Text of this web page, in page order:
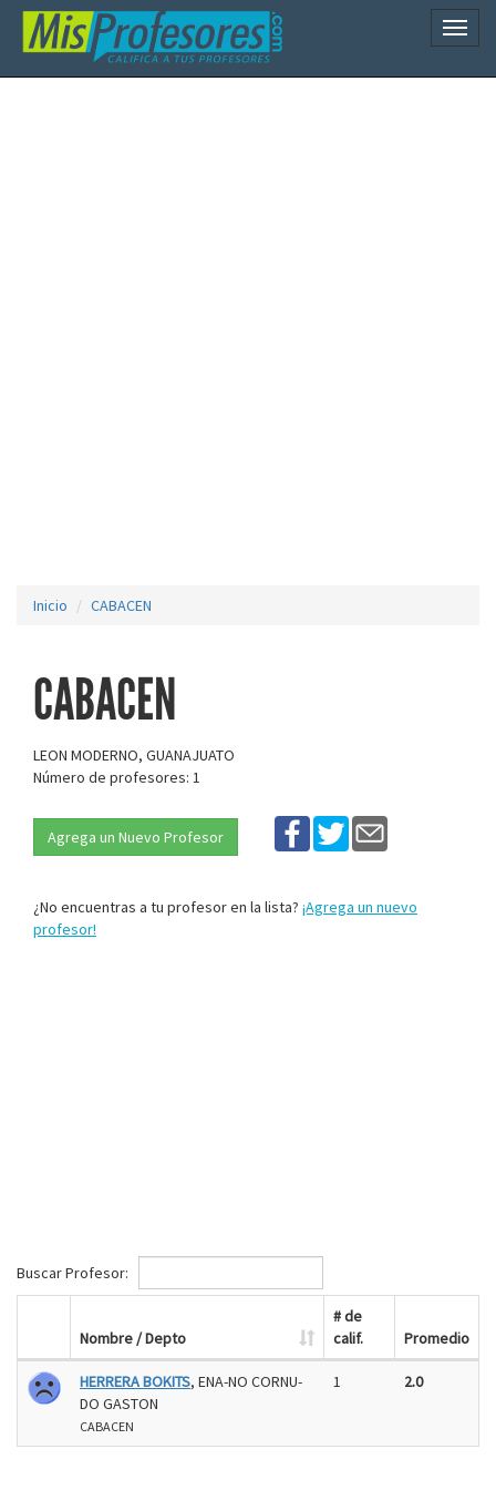
Inicio CABACEN
CABACEN
LEON MODERNO, GUANAJUATO
Número de profesores: 1
Agrega un Nuevo Profesor
¿No encuentras a tu profesor en la lista? ¡Agrega un nuevo
profesor!
Buscar Profesor:
Nombre / Depto
# de
calif.
Promedio
HERRERA BOKITS, ENA-NO CORNU-
DO GASTON
CABACEN
1 2.0